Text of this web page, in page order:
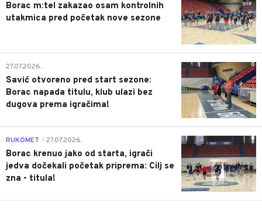
Borac m:tel zakazao osam kontrolnih
utakmica pred početak nove sezone
0
27.07.2026.
Savić otvoreno pred start sezone:
Borac napada titulu, klub ulazi bez
dugova prema igračima!
0
RUKOMET 27.07.2026.
Borac krenuo jako od starta, igrači
jedva dočekali početak priprema: Cilj se
zna - titula!